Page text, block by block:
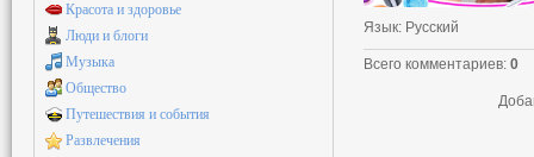
Язык: Русский
Всего комментариев: 0
Красота и здоровье
Люди и блоги
Музыка
Общество
Путешествия и события
Развлечения